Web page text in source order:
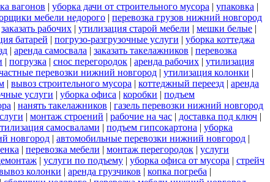
вагонов | уборка дачи от строительного мусора | упаковка |
мебели недорого | перевозка грузов нижний новгород
заказать рабочих | утилизация старой мебели | мешки белые |
батарей | погрузо-разгрузочные услуги | уборка коттеджа
| аренда самосвала | заказать такелажников | перевозка
| погрузка | снос перегородок | аренда рабочих | утилизация
перевозки нижний новгород | утилизация колонки |
| вывоз строительного мусора | коттеджный переезд | аренда
услуги | уборка офиса | коробки | подъем
| нанять такелажников | газель перевозки нижний новгород
| монтаж строений | рабочие на час | доставка под ключ |
самосвалами | подъем гипсокартона | уборка
новгород | автомобильные перевозки нижний новгород |
| перевозка мебели | монтаж перегородок | услуги
| услуги по подъему | уборка офиса от мусора | стрейч
колонки | аренда грузчиков | копка погреба |